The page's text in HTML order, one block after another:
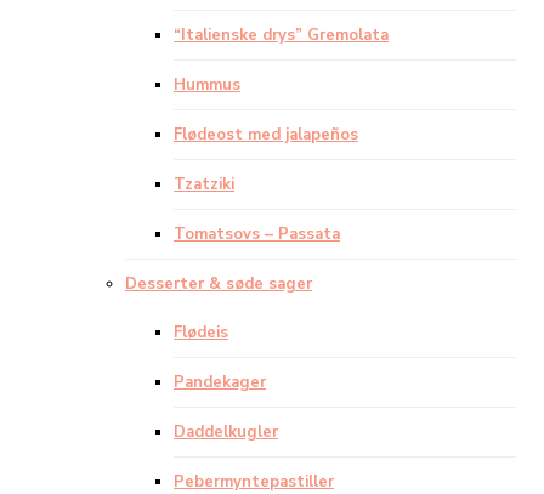
“Italienske drys” Gremolata
Hummus
Flødeost med jalapeños
Tzatziki
Tomatsovs – Passata
Desserter & søde sager
Flødeis
Pandekager
Daddelkugler
Pebermyntepastiller